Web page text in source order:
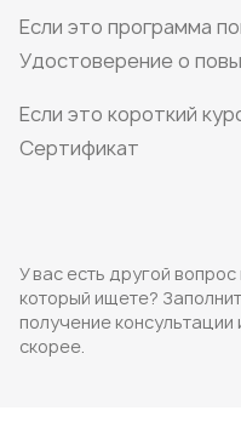
Если это программа
Удостоверение о
Если это короткий
Сертификат
У вас есть другой
который ищете?
получение
скорее.